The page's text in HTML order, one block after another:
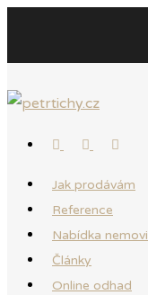
Jak prodávám
Reference
Nabídka
Články
Online odhad